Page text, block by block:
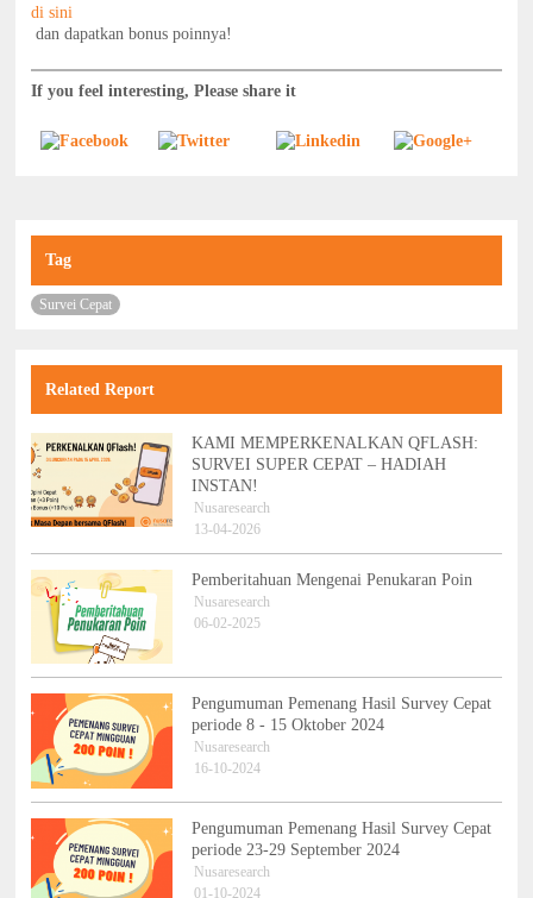
di sini
dan dapatkan bonus poinnya!
If you feel interesting, Please share it
Tag
Survei Cepat
Related Report
KAMI MEMPERKENALKAN QFLASH:
SURVEI SUPER CEPAT – HADIAH
INSTAN!
Nusaresearch
13-04-2026
Pemberitahuan Mengenai Penukaran Poin
Nusaresearch
06-02-2025
Pengumuman Pemenang Hasil Survey Cepat
periode 8 - 15 Oktober 2024
Nusaresearch
16-10-2024
Pengumuman Pemenang Hasil Survey Cepat
periode 23-29 September 2024
Nusaresearch
01-10-2024